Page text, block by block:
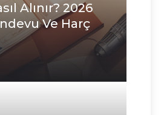
Alınır? 2026
Ve Harç